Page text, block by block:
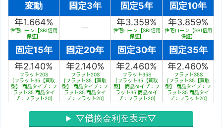
変動 固定3年 固定5年
固定10年
年1.664%
住宅ローン【SBI信用
保証】
－
年3.359%
住宅ローン【SBI信用
保証】
年3.859%
住宅ローン【SBI信用
保証】
固定15年 固定20年 固定30年
固定35年
年2.140%
フラット20S
[フラット35【買取
型】 商品タイプ：フ
ラット35 商品タイ
プ：フラット20]
年2.140%
フラット20S
[フラット35【買取
型】 商品タイプ：フ
ラット35 商品タイ
プ：フラット20]
年2.460%
フラット35S
[フラット35【買取
型】 商品タイプ：フ
ラット35 商品タイ
プ：フラット20]
年2.460%
フラット35S
[フラット35【買取
型】 商品タイプ：フ
ラット35 商品タイ
プ：フラット20]
▽借換金利を表示▽